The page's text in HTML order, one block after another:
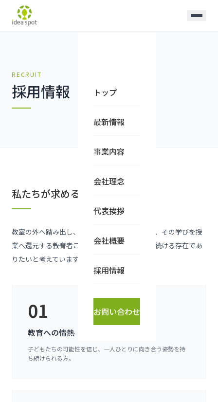
トップ
最新情報
事業内容
会社理念
代表挨拶
会社概要
採用情報
お問い合わせ
RECRUIT
採用情報
私たちが求める人材
教室の外へ踏み出し、新たな領域で経験を積み、その学びを授
業へ還元する――教育者こそ、自らの可能性を広げ続ける存在であ
りたいと考えています。
01
教育への情熱
子どもたちの可能性を信じ、一人ひとりに向き合う姿勢を持
ち続けられる方。